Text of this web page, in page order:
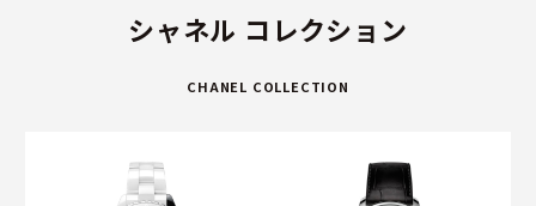
「ムッシュー ドゥ シャネル」を発表。2019年にリニューア
ルしたアイコンウォッチ「J12」には、資本参加するスイス
独自のヴィジョンに忠実にウォッチメイキングに取り組むシ
シャネル コレクション
CHANEL COLLECTION